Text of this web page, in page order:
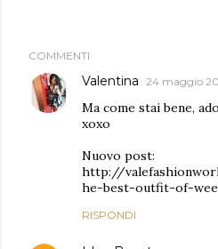
COMMENTI
Valentina 24 maggio
Ma come stai bene,
xoxo
Nuovo post:
http://
he-best-outfit-of-
RISPONDI